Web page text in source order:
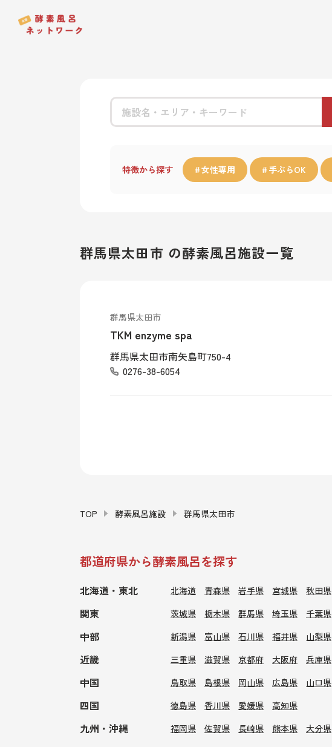
特徴から探す 女性専用 手ぶらOK
群馬県太田市 の酵素風呂施設一覧
群馬県太田市
TKM enzyme spa
群馬県太田市南矢島町750-4
0276-38-6054
TOP 酵素風呂施設 群馬県太田市
都道府県から酵素風呂を探す
北海道・東北 北海道 青森県 岩手県 宮城県 秋田県
関東 茨城県 栃木県 群馬県 埼玉県 千葉県
中部 新潟県 富山県 石川県 福井県 山梨県
近畿 三重県 滋賀県 京都府 大阪府 兵庫県
中国 鳥取県 島根県 岡山県 広島県 山口県
四国 徳島県 香川県 愛媛県 高知県
九州・沖縄 福岡県 佐賀県 長崎県 熊本県 大分県